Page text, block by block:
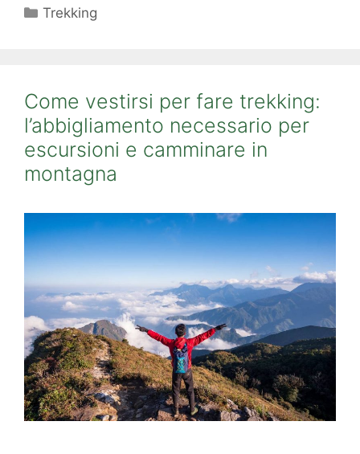
Categorie
Trekking
Come vestirsi per fare trekking:
l’abbigliamento necessario per
escursioni e camminare in
montagna